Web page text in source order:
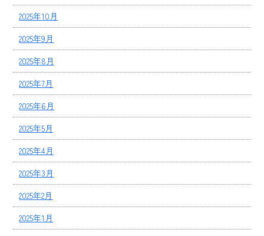
2025年10月
2025年9月
2025年8月
2025年7月
2025年6月
2025年5月
2025年4月
2025年3月
2025年2月
2025年1月